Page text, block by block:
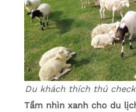
Du khách thích thú
Tầm nhìn xanh cho du